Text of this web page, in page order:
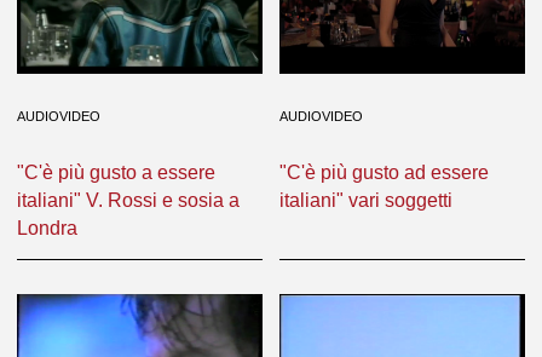
AUDIOVIDEO
"C'è più gusto a essere
italiani" V. Rossi e sosia a
Londra
AUDIOVIDEO
"C'è più gusto ad essere
italiani" vari soggetti